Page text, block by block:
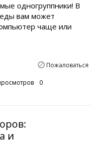
одногруппники! В
вам может
чаще или
Пожаловаться
0
и